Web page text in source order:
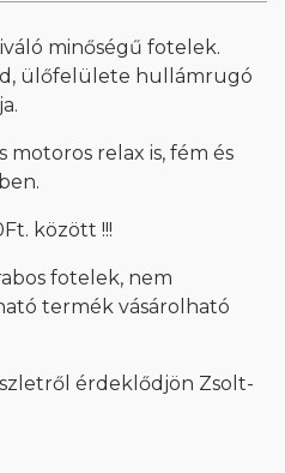
minőségű fotelek.
ülőfelülete hullámrugó
relax is, fém és
között !!!
fotelek, nem
termék vásárolható
érdeklődjön Zsolt-